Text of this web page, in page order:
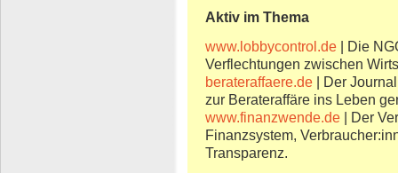
Aktiv im Thema
www.lobbycontrol.de | Die
Verflechtungen zwischen
berateraffaere.de | Der
zur Berateraffäre ins Leben
www.finanzwende.de | Der
Finanzsystem,
Transparenz.